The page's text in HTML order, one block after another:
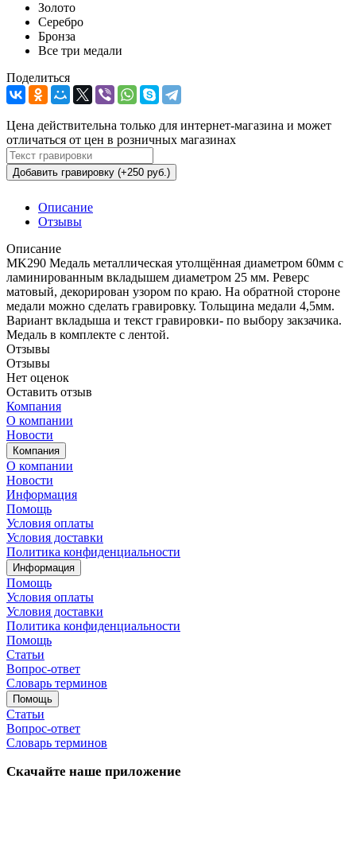
Золото
Серебро
Бронза
Все три медали
Поделиться
Цена действительна только для интернет-магазина и может
отличаться от цен в розничных магазинах
Добавить гравировку (+250 руб.)
Описание
Отзывы
Описание
MK290 Медаль металлическая утолщённая диаметром 60мм с
ламинированным вкладышем диаметром 25 мм. Реверс
матовый, декорирован узором по краю. На обратной стороне
медали можно сделать гравировку. Тольщина медали 4,5мм.
Вариант вкладыша и текст гравировки- по выбору закзачика.
Медаль в комплекте с лентой.
Отзывы
Отзывы
Нет оценок
Оставить отзыв
Компания
О компании
Новости
Компания
О компании
Новости
Информация
Помощь
Условия оплаты
Условия доставки
Политика конфиденциальности
Информация
Помощь
Условия оплаты
Условия доставки
Политика конфиденциальности
Помощь
Статьи
Вопрос-ответ
Словарь терминов
Помощь
Статьи
Вопрос-ответ
Словарь терминов
Скачайте наше приложение